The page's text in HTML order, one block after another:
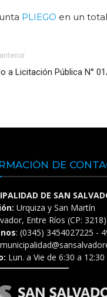
PLIEGO en un
a Licitación Pública N°
DE
DE SAN
Urquiza y San Martín
Entre Ríos (CP: 3218)
: (0345) 3454027225 -
Lun. a Vie de 6:30 a 12:30